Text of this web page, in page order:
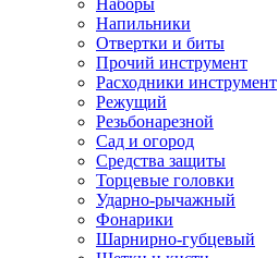
Наборы
Напильники
Отвертки и биты
Прочий инструмент
Расходники инструмент
Режущий
Резьбонарезной
Сад и огород
Средства защиты
Торцевые головки
Ударно-рычажный
Фонарики
Шарнирно-губцевый